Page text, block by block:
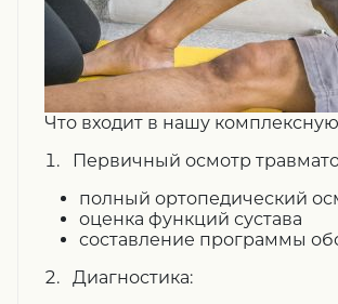
Что входит в нашу
1. Первичный осмотр
полный ортопедический
оценка функций сустава
составление программы
2. Диагностика: